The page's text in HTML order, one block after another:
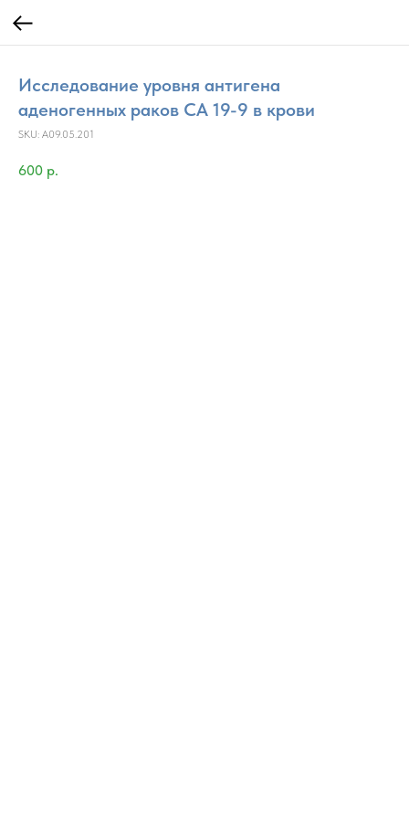
Исследование уровня антигена
аденогенных раков СА 19-9 в крови
SKU: A09.05.201
600 р.